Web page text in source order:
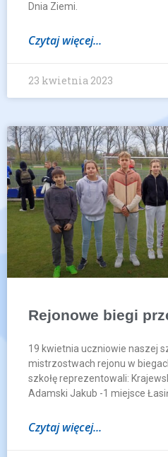
Dnia Ziemi.
Czytaj więcej...
23 kwietnia 2023
Rejonowe biegi
19 kwietnia uczniowie naszej
mistrzostwach rejonu w
szkołę reprezentowali:
Adamski Jakub -1 miejsce
Czytaj więcej...